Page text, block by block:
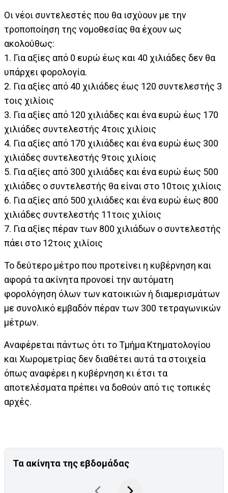
Οι νέοι συντελεστές που θα ισχύουν με την
τροποποίηση της νομοθεσίας θα έχουν ως
ακολούθως:
1. Για αξίες από 0 ευρώ έως και 40 χιλιάδες δεν θα
υπάρχει φορολογία.
2. Για αξίες από 40 χιλιάδες έως 120 συντελεστής 3
τoις χιλίοις
3. Για αξίες από 120 χιλιάδες και ένα ευρώ έως 170
χιλιάδες συντελεστής 4τoις χιλίοις
4. Για αξίες από 170 χιλιάδες και ένα ευρώ έως 300
χιλιάδες συντελεστής 9τoις χιλίοις
5. Για αξίες από 300 χιλιάδες και ένα ευρώ έως 500
χιλιάδες ο συντελεστής θα είναι στο 10τoις χιλίοις
6. Για αξίες από 500 χιλιάδες και ένα ευρώ έως 800
χιλιάδες συντελεστής 11τoις χιλίοις
7. Για αξίες πέραν των 800 χιλιάδων ο συντελεστής
πάει στο 12τoις χιλίοις
Το δεύτερο μέτρο που προτείνει η κυβέρνηση και
αφορά τα ακίνητα προνοεί την αυτόματη
φορολόγηση όλων των κατοικιών ή διαμερισμάτων
με συνολικό εμβαδόν πέραν των 300 τετραγωνικών
μέτρων.
Αναφέρεται πάντως ότι το Τμήμα Κτηματολογίου
και Χωρομετρίας δεν διαθέτει αυτά τα στοιχεία
όπως αναφέρει η κυβέρνηση κι έτσι τα
αποτελέσματα πρέπει να δοθούν από τις τοπικές
αρχές.
Τα ακίνητα της εβδομάδας